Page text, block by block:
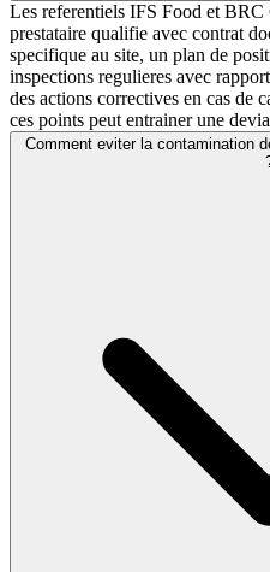
Les referentiels IFS Food et
prestataire qualifie avec contrat
specifique au site, un plan de
inspections regulieres avec
des actions correctives en cas de
ces points peut entrainer une
Comment eviter la contamination